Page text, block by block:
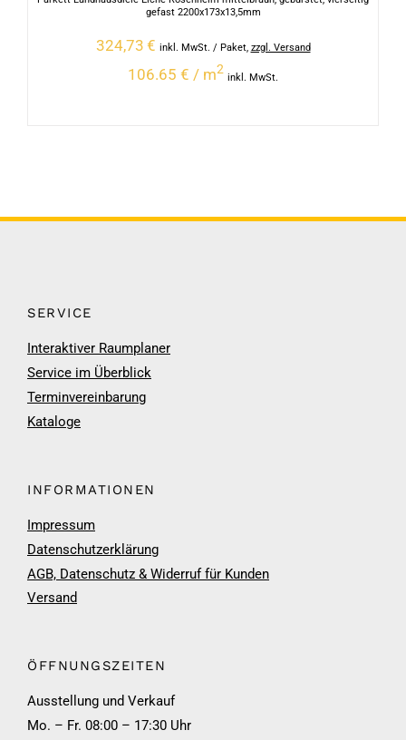
gefast 2200x173x13,5mm
324,73 € inkl. MwSt. / Paket, zzgl. Versand
106.65 € / m2
inkl. MwSt.
SERVICE
Interaktiver Raumplaner
Service im Überblick
Terminvereinbarung
Kataloge
INFORMATIONEN
Impressum
Datenschutzerklärung
AGB, Datenschutz & Widerruf für Kunden
Versand
ÖFFNUNGSZEITEN
Ausstellung und Verkauf
Mo. – Fr. 08:00 – 17:30 Uhr